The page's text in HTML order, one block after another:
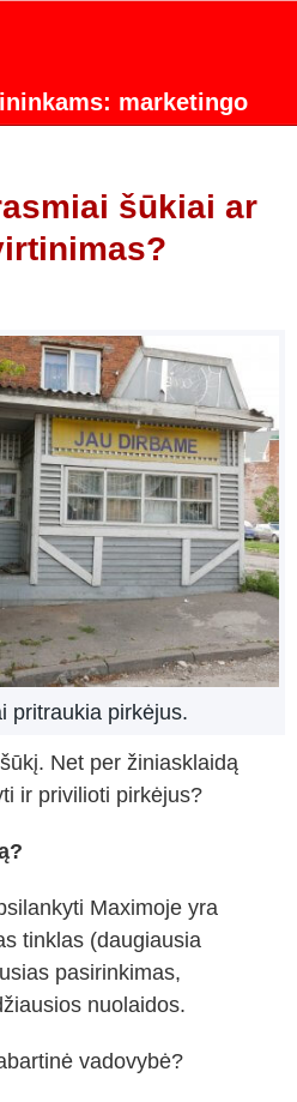
marketingo
šūkiai ar
pritraukia pirkėjus.
Net per žiniasklaidą
ir privilioti pirkėjus?
Maximoje yra
tinklas (daugiausia
pasirinkimas,
nuolaidos.
vadovybė?